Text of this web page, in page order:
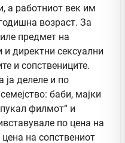
а работниот век им
возраст. За
предмет на
и директни сексуални
и сопствениците.
ја делеле и по
баби, мајки
филмот“ и
по цена на
на сопствениот